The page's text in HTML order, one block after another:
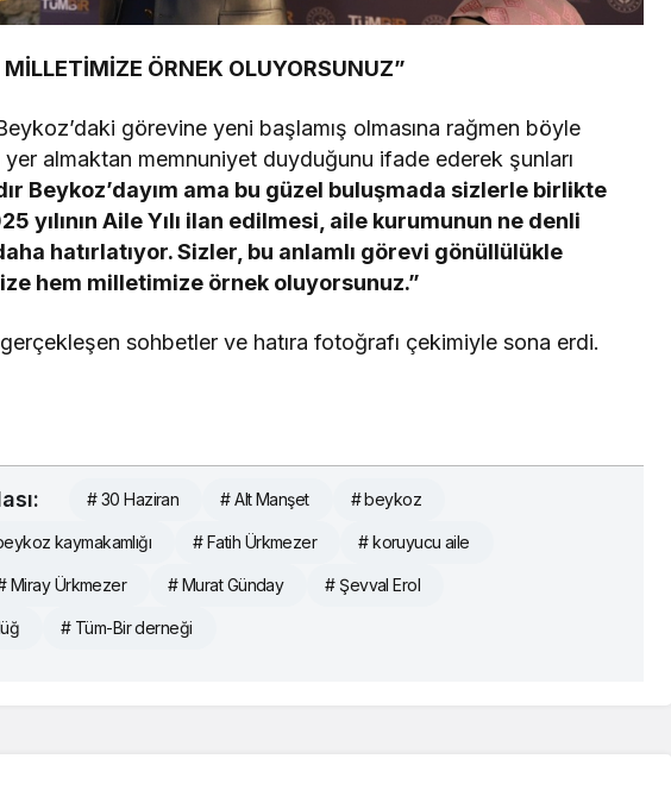
ÖRNEK OLUYORSUNUZ”
görevine yeni başlamış olmasına rağmen böyle
almaktan memnuniyet duyduğunu ifade ederek şunları
Beykoz’dayım ama bu güzel buluşmada sizlerle birlikte
yılının Aile Yılı ilan edilmesi, aile kurumunun ne denli
hatırlatıyor. Sizler, bu anlamlı görevi gönüllülükle
hem milletimize örnek oluyorsunuz.”
sohbetler ve hatıra fotoğrafı çekimiyle sona erdi.
# 30 Haziran # Alt Manşet # beykoz
kaymakamlığı # Fatih Ürkmezer # koruyucu aile
Miray Ürkmezer # Murat Günday # Şevval Erol
# Tüm-Bir derneği